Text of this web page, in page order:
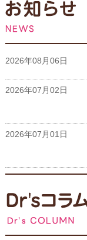
2026年08月06日
2026年07月02日
2026年07月01日